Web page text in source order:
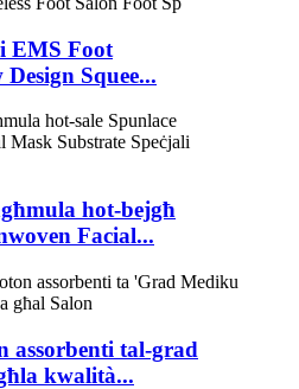
EMS Foot
Design Squee...
hot-bejgħ
Facial...
assorbenti tal-grad
kwalità...